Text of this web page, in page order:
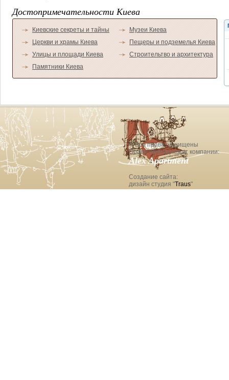
Достопримечательности Киева
Киевские секреты и тайны
Церкви и храмы Киева
Улицы и площади Киева
Памятники Киева
Музеи Киева
Пещеры и подземелья Киева
Строительтво и архитектура
© Все права защищены
Права принадлежат компании:
Alex Apartment
Создание сайта:
дизайн студия "Traus"